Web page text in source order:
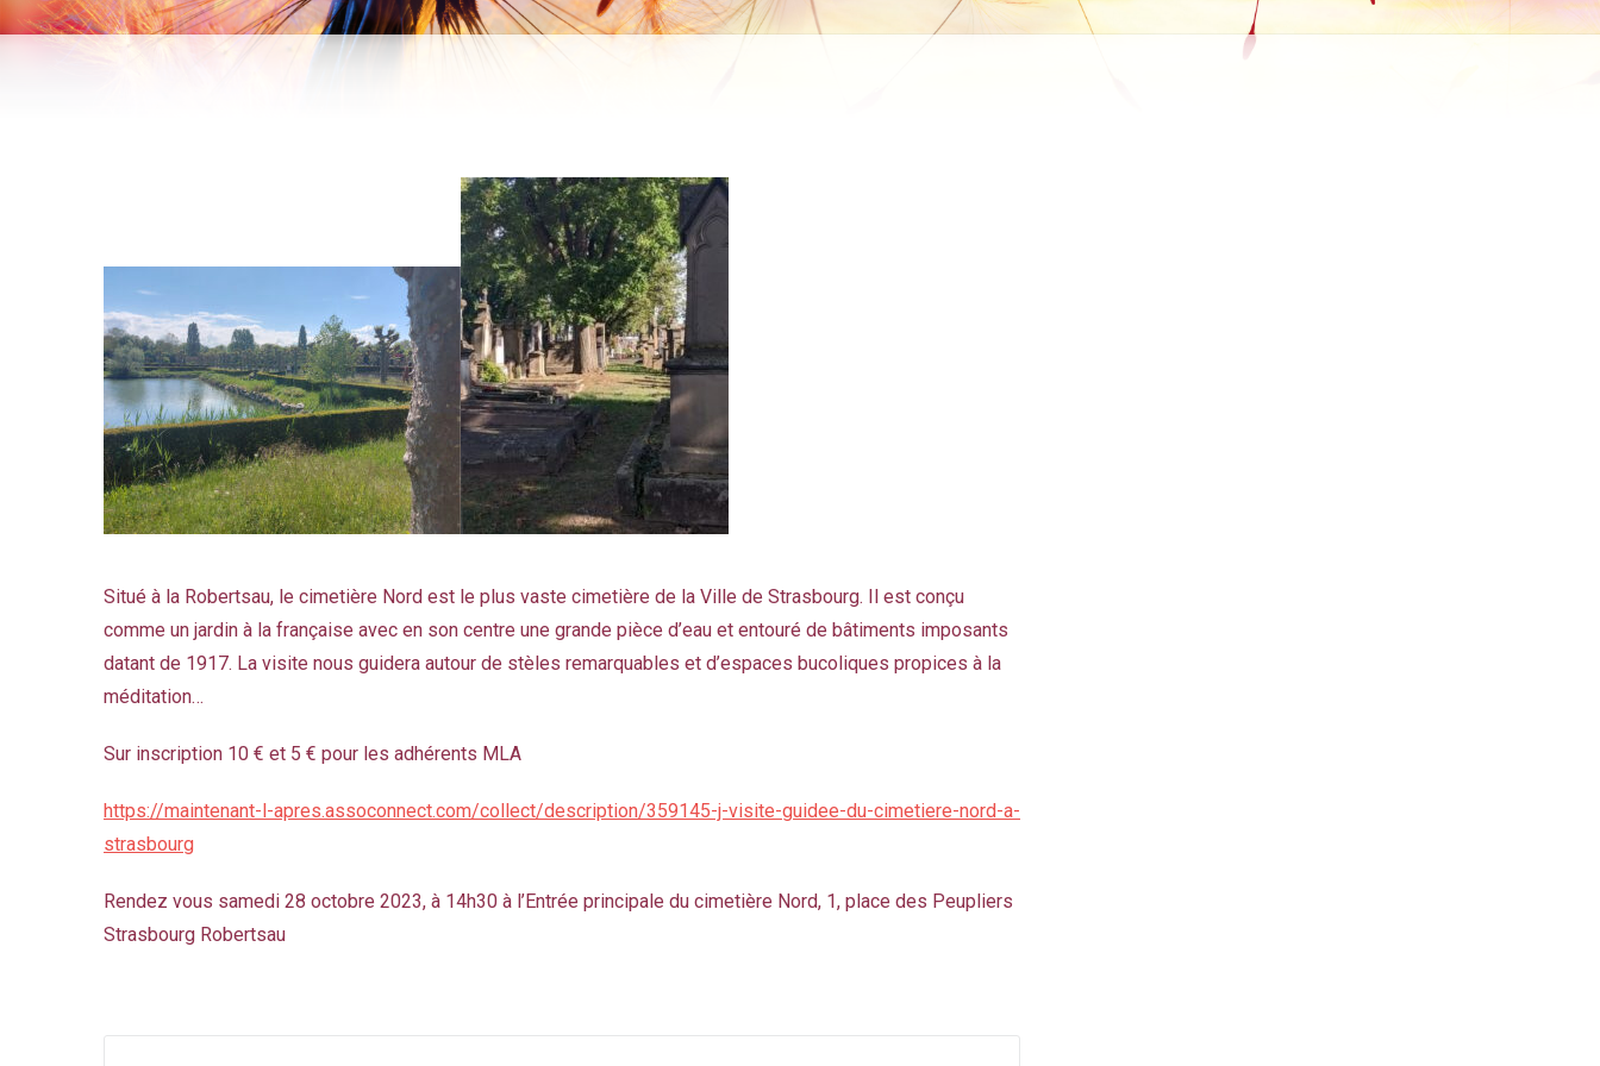
Situé à la Robertsau, le cimetière Nord est le plus vaste cimetière de la Ville de Strasbourg. Il est conçu
comme un jardin à la française avec en son centre une grande pièce d’eau et entouré de bâtiments imposants
datant de 1917. La visite nous guidera autour de stèles remarquables et d’espaces bucoliques propices à la
méditation…
Sur inscription 10 € et 5 € pour les adhérents MLA
https://maintenant-l-apres.assoconnect.com/collect/description/359145-j-visite-guidee-du-cimetiere-nord-a-
strasbourg
Rendez vous samedi 28 octobre 2023, à 14h30 à l’Entrée principale du cimetière Nord, 1, place des Peupliers
Strasbourg Robertsau